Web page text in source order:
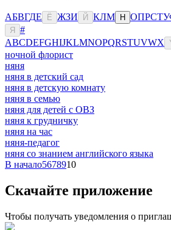
АБВГДЕ Ё ЖЗИ Й КЛМ Н ОПРСТУ
Я
#
ABCDEFGHIJKLMNOPQRSTUVWX
ночной флорист
няня
няня в детский сад
няня в детскую комнату
няня в семью
няня для детей с ОВЗ
няня к грудничку
няня на час
няня-педагог
няня со знанием английского языка
В начало5678910
Скачайте приложение
Чтобы получать уведомления о